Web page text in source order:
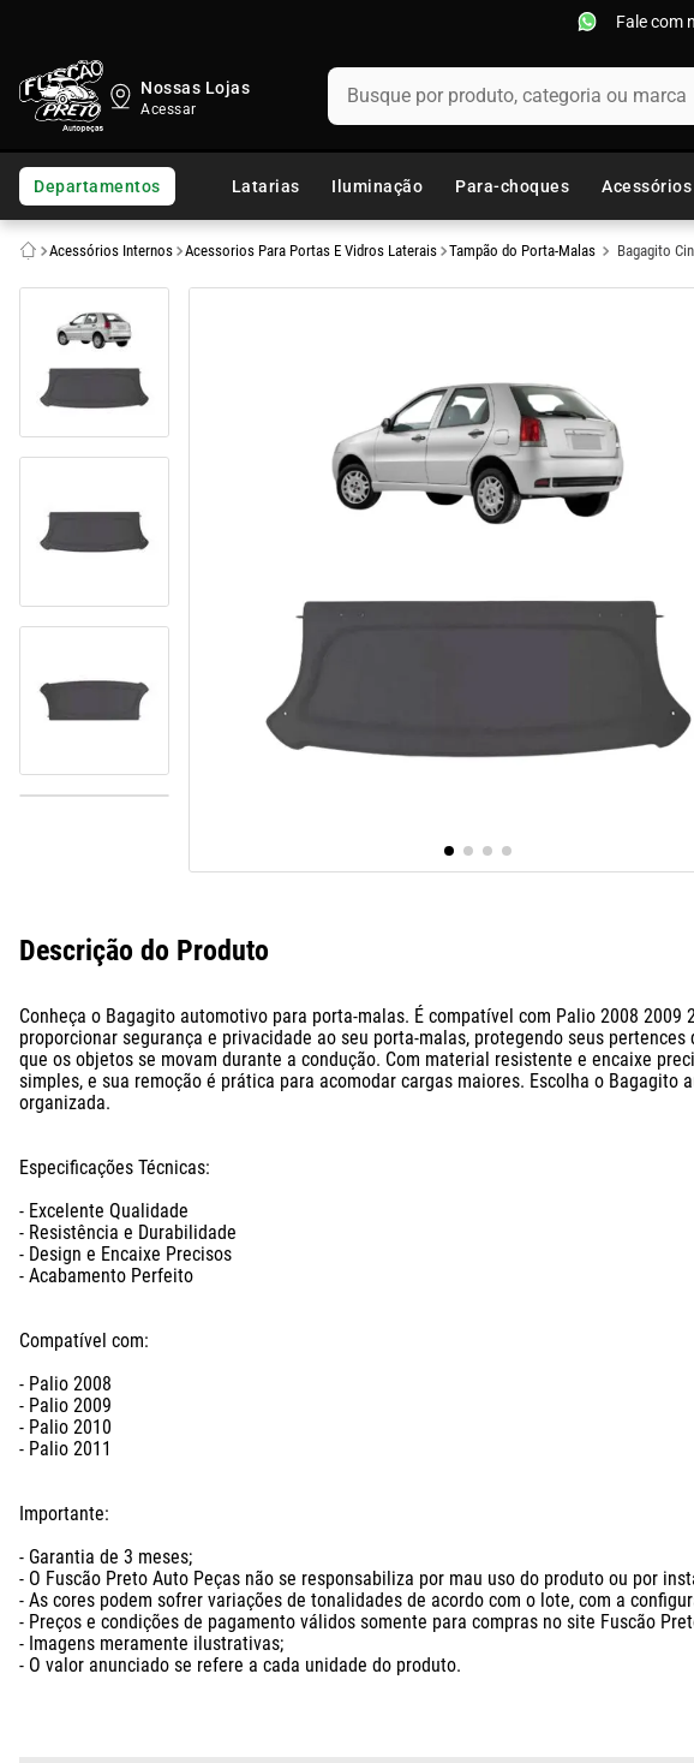
Fale com
Nossas Lojas Busque por produto, categoria ou marca
Departamentos Latarias Iluminação Para-choques
Acessórios Internos Acessorios Para Portas E Vidros Laterais Tampão do Porta-Malas Bagagito
Descrição do Produto
Conheça o Bagagito automotivo para porta-malas. É compatível com Palio 2008
proporcionar segurança e privacidade ao seu porta-malas, protegendo seus
que os objetos se movam durante a condução. Com material resistente e encaixe
simples, e sua remoção é prática para acomodar cargas maiores. Escolha o
organizada.
Especificações Técnicas:
- Excelente Qualidade
- Resistência e Durabilidade
- Design e Encaixe Precisos
- Acabamento Perfeito
Compatível com:
- Palio 2008
- Palio 2009
- Palio 2010
- Palio 2011
Importante:
- Garantia de 3 meses;
- O Fuscão Preto Auto Peças não se responsabiliza por mau uso do produto ou por
- As cores podem sofrer variações de tonalidades de acordo com o lote, com a
- Preços e condições de pagamento válidos somente para compras no site Fuscão
- Imagens meramente ilustrativas;
- O valor anunciado se refere a cada unidade do produto.
TERMOS MAIS BUSCADOS
1º
fusca
2º
capo
paralama